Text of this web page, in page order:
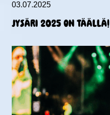
03.07.2025
JYSÄRI 2025 ON TÄÄLLÄ!